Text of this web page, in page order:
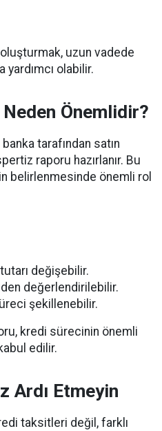
uzun vadede
olabilir.
Önemlidir?
tarafından satın
raporu hazırlanır. Bu
belirlenmesinde önemli rol
değişebilir.
değerlendirilebilir.
şekillenebilir.
kredi sürecinin önemli
edilir.
Ardı Etmeyin
taksitleri değil, farklı